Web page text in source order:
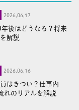
2026,06,17
後はどうなる？将来
解説
2026,06,16
はきつい？仕事内
れのリアルを解説